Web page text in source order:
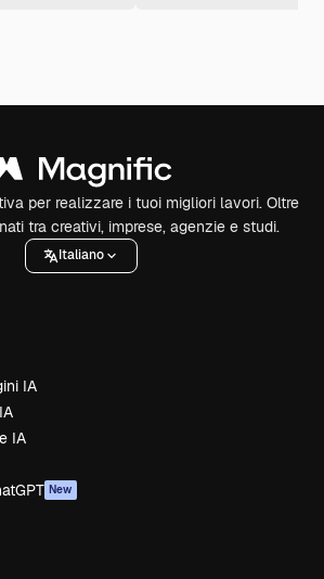
per realizzare i tuoi migliori lavori. Oltre
tra creativi, imprese, agenzie e studi.
Italiano
IA
IA
New